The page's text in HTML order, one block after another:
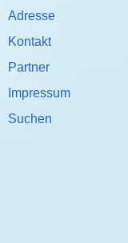
Adresse
Kontakt
Partner
Impressum
Suchen